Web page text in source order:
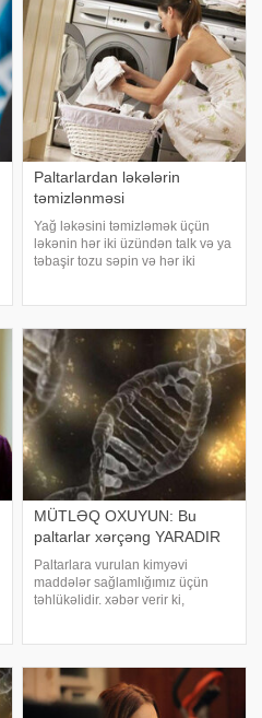
Paltarlardan ləkələrin
təmizlənməsi
Yağ ləkəsini təmizləmək üçün
ləkənin hər iki üzündən talk və ya
təbaşir tozu səpin və hər iki
parçalarda tozu paltarın tər
MÜTLƏQ OXUYUN: Bu
paltarlar xərçəng YARADIR
Paltarlara vurulan kimyəvi
maddələr sağlamlığımız üçün
təhlükəlidir. xəbər verir ki,
maddələrlə məşğul olan insanlar
isə xərçən